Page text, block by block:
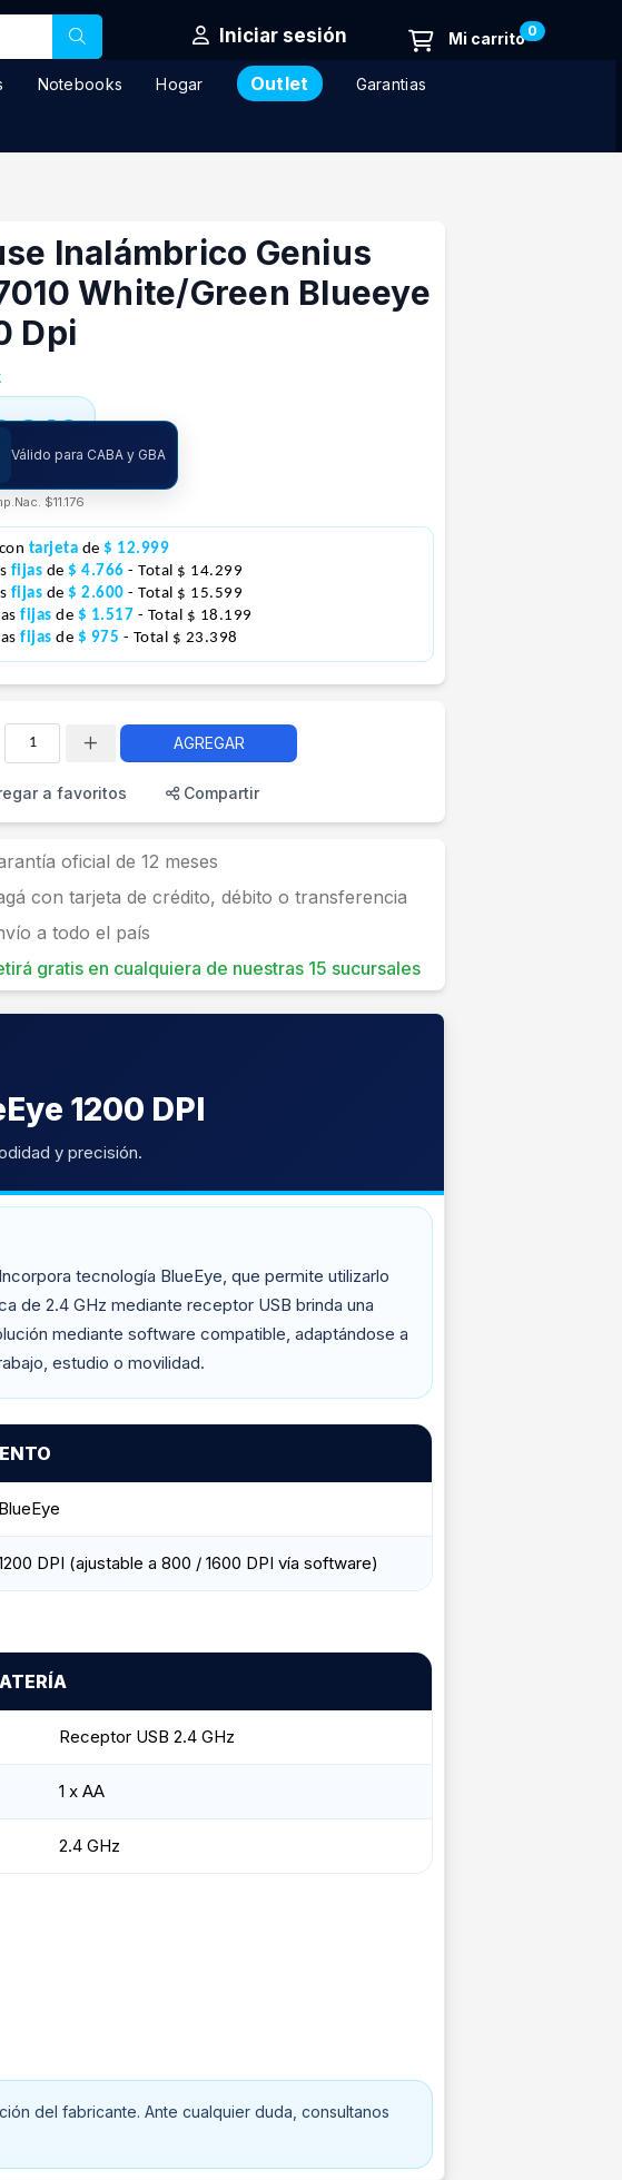
Iniciar sesión 0
Notebooks Hogar Outlet Garantias
Inalámbrico Genius
White/Green Blueeye
Dpi
$11.176
tarjeta de $ 12.999
fijas de $ 4.766 - Total $ 14.299
fijas de $ 2.600 - Total $ 15.599
fijas de $ 1.517 - Total $ 18.199
fijas de $ 975 - Total $ 23.398
Válido para CABA y GBA
AGREGAR
a favoritos Compartir
oficial de 12 meses
con tarjeta de crédito, débito o transferencia
a todo el país
gratis en cualquiera de nuestras 15 sucursales
1200 DPI
y precisión.
tecnología BlueEye, que permite utilizarlo
de 2.4 GHz mediante receptor USB brinda una
mediante software compatible, adaptándose a
estudio o movilidad.
BlueEye
DPI (ajustable a 800 / 1600 DPI vía software)
Receptor USB 2.4 GHz
1 x AA
2.4 GHz
del fabricante. Ante cualquier duda, consultanos